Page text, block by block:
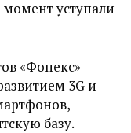
момент уступали
«Фонекс»
3G и
базу.